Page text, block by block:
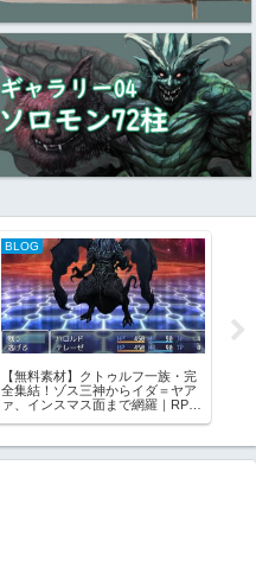
BLOG
【無料素材】クトゥルフ一族・完
全集結！ゾス三神からイダ＝ヤア
ァ、インスマス面まで網羅｜RPG